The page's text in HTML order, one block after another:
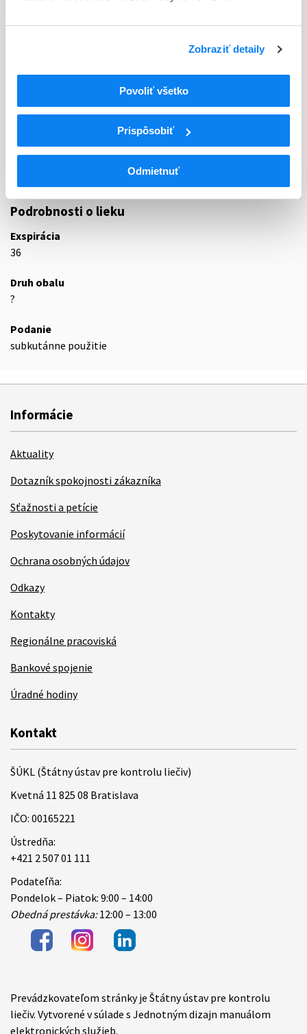
Zobraziť detaily
Povoliť všetko
Prispôsobiť
Odmietnuť
Cytostatiká a imunomodulátory
Imunosupresíva (zmena WHO)
L04AC
Inhibítory interleukínu
Ustekinumab
Podrobnosti o lieku
Exspirácia
36
Druh obalu
?
Podanie
subkutánne použitie
Informácie
Aktuality
Dotazník spokojnosti zákazníka
Sťažnosti a petície
Poskytovanie informácií
Ochrana osobných údajov
Odkazy
Kontakty
Regionálne pracoviská
Bankové spojenie
Úradné hodiny
Kontakt
ŠÚKL (Štátny ústav pre kontrolu liečiv)
Kvetná 11 825 08 Bratislava
IČO: 00165221
Ústredňa:
+421 2 507 01 111
Podateľňa:
Pondelok – Piatok: 9:00 – 14:00
Obedná prestávka:12:00 – 13:00
Items
Prevádzkovateľom stránky je Štátny ústav pre kontrolu
liečiv. Vytvorené v súlade s Jednotným dizajn manuálom
elektronických služieb.